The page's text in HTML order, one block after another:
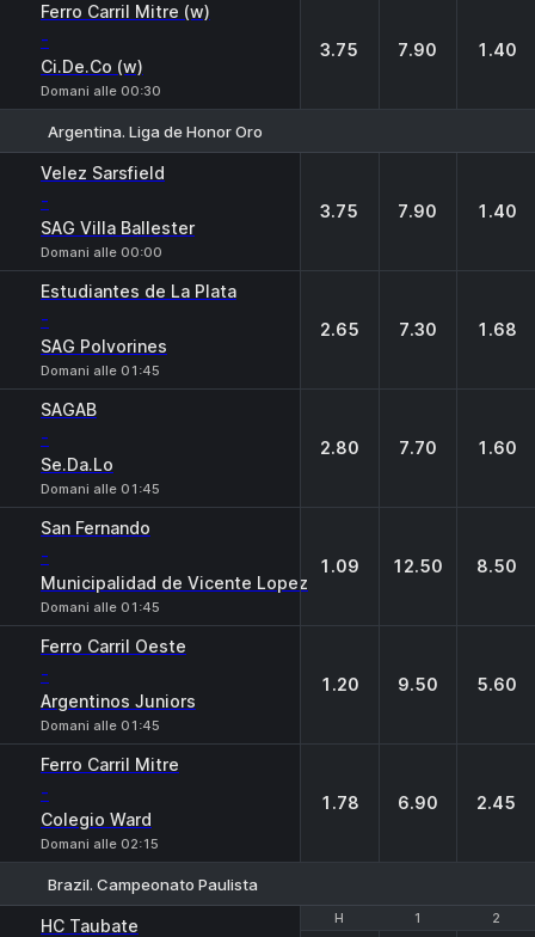
Ferro Carril Mitre (w)
-
Ci.De.Co (w)
Domani alle 00:30
3.75 7.90 1.40
Argentina. Liga de Honor Oro
Velez Sarsfield
-
SAG Villa Ballester
Domani alle 00:00
3.75 7.90 1.40
Estudiantes de La Plata
-
SAG Polvorines
Domani alle 01:45
2.65 7.30 1.68
SAGAB
-
Se.Da.Lo
Domani alle 01:45
2.80 7.70 1.60
San Fernando
-
Municipalidad de Vicente Lopez
Domani alle 01:45
1.09 12.50 8.50
Ferro Carril Oeste
-
Argentinos Juniors
Domani alle 01:45
1.20 9.50 5.60
Ferro Carril Mitre
-
Colegio Ward
Domani alle 02:15
1.78 6.90 2.45
Brazil. Campeonato Paulista
H 1 2
HC Taubate H 1 2